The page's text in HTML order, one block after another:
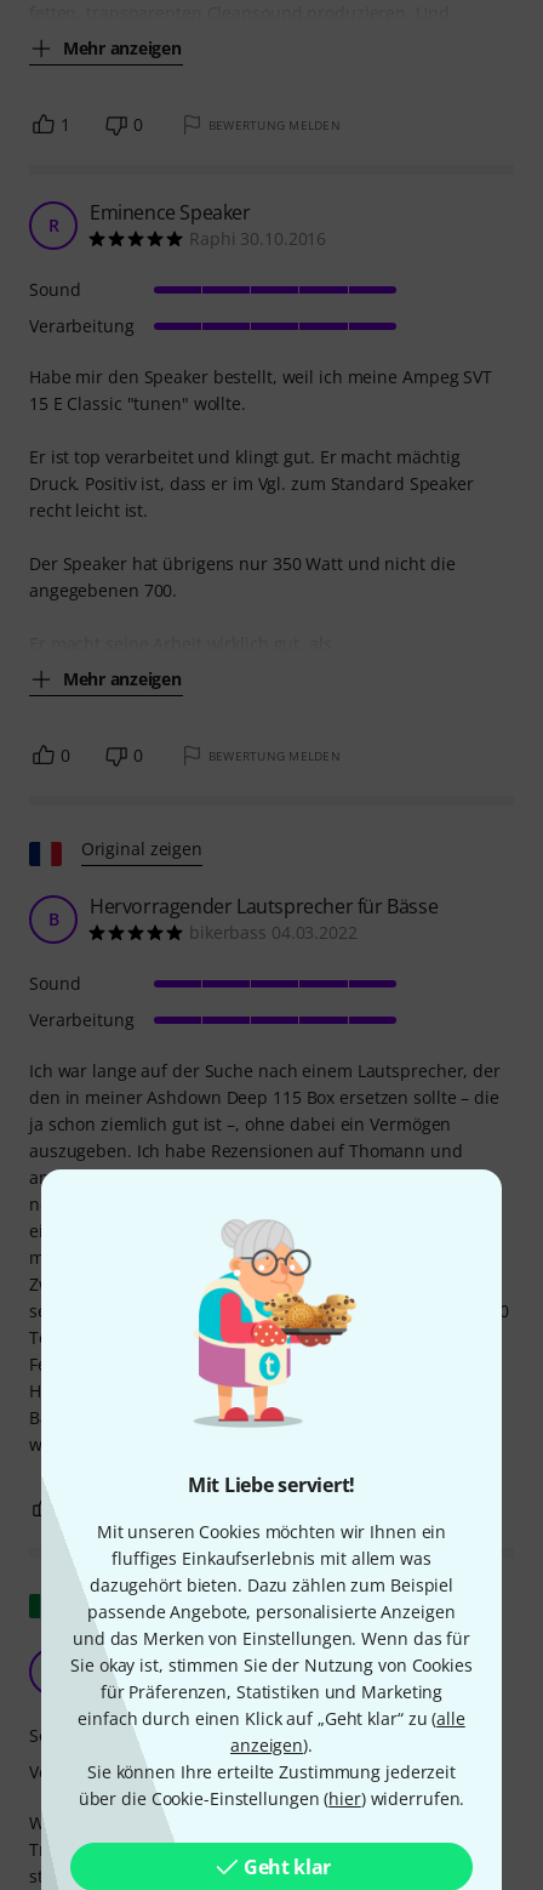
Mit Liebe serviert!
Mit unseren Cookies möchten wir Ihnen ein
fluffiges Einkaufserlebnis mit allem was
dazugehört bieten. Dazu zählen zum Beispiel
passende Angebote, personalisierte Anzeigen
und das Merken von Einstellungen. Wenn das für
Sie okay ist, stimmen Sie der Nutzung von Cookies
für Präferenzen, Statistiken und Marketing
einfach durch einen Klick auf „Geht klar“ zu (alle
anzeigen).
Sie können Ihre erteilte Zustimmung jederzeit
über die Cookie-Einstellungen (hier) widerrufen.
Geht klar
Mehr anzeigen
1 0 BEWERTUNG MELDEN
R Eminence Speaker
Raphi 30.10.2016
Habe mir den Speaker bestellt, weil ich meine Ampeg SVT
15 E Classic "tunen" wollte.
Er ist top verarbeitet und klingt gut. Er macht mächtig
Druck. Positiv ist, dass er im Vgl. zum Standard Speaker
recht leicht ist.
Der Speaker hat übrigens nur 350 Watt und nicht die
angegebenen 700.
Mehr anzeigen
Sound
Verarbeitung
0 0 BEWERTUNG MELDEN
Original zeigen
B Hervorragender Lautsprecher für Bässe
bikerbass 04.03.2022
Ich war lange auf der Suche nach einem Lautsprecher, der
den in meiner Ashdown Deep 115 Box ersetzen sollte – die
ja schon ziemlich gut ist –, ohne dabei ein Vermögen
auszugeben. Ich habe Rezensionen auf Thomann und
anderen Seiten durchforstet und mich gefragt, was ich
nehmen soll: Celestion, B&C…? Im Grunde brauchte ich
einen Lautsprecher, der tiefe Bässe liefert (ich spiele
manchmal in Drop-C#!), und dieser hier erfüllt seinen
Zweck perfekt! Ein fantastischer Lautsprecher, warm und
sehr präzise. Ich benutze ihn mit einem Markbass Little 250
Topteil, bei dem ich VLE und VPF voll aufdrehe, und einem
Fender American Precision Bass mit voll aufgedrehten
Höhen. Das Ergebnis: ein umwerfender Sound. Liebe
Bassisten, falls ihr einen 15" ersetzen wollt, kann ich ihn
wärmstens empfehlen.
Sound
Verarbeitung
Original zeigen
Perfekt
ciropost 14.02.2019
Wird verwendet, um die Originalmembran eines billigen
Transistor-1x15-Bass-Combo-Verstärkers zu ersetzen, der
störende Vibrationen aufwies. Neben der Lösung dieses
Sound
Verarbeitung